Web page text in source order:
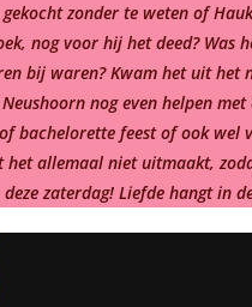
zonder te weten of
nog voor hij het deed? Was
bij waren? Kwam het uit het
nog even helpen
bachelorette feest of ook wel
het allemaal niet uitmaakt,
zaterdag! Liefde hangt in